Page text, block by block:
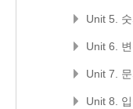
Unit 5.
Unit 6.
Unit 7.
Unit 8.